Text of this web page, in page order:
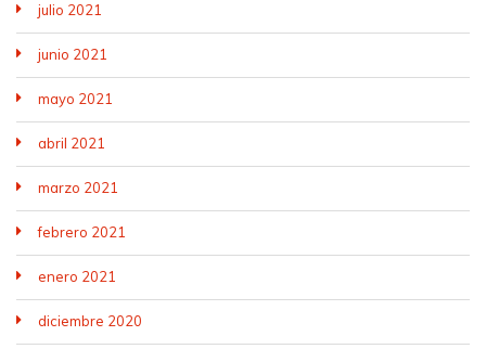
julio 2021
junio 2021
mayo 2021
abril 2021
marzo 2021
febrero 2021
enero 2021
diciembre 2020